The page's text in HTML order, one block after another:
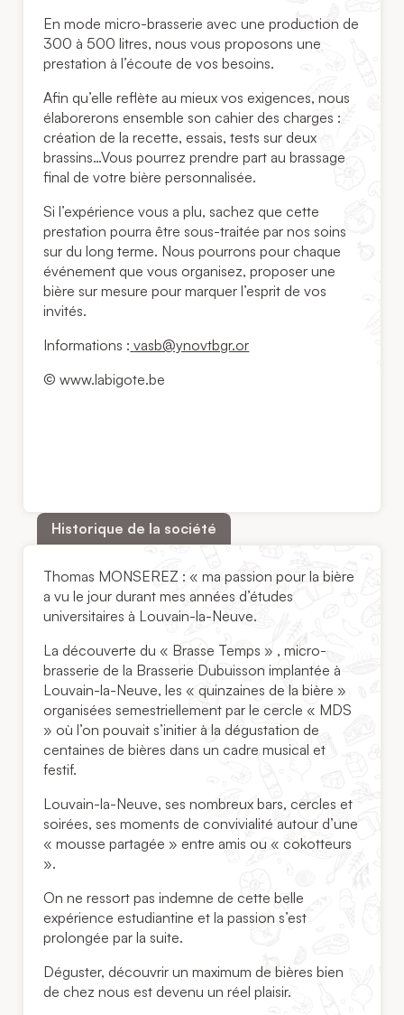
En mode micro-brasserie avec une production de
300 à 500 litres, nous vous proposons une
prestation à l’écoute de vos besoins.
Afin qu’elle reflète au mieux vos exigences, nous
élaborerons ensemble son cahier des charges :
création de la recette, essais, tests sur deux
brassins…Vous pourrez prendre part au brassage
final de votre bière personnalisée.
Si l’expérience vous a plu, sachez que cette
prestation pourra être sous-traitée par nos soins
sur du long terme. Nous pourrons pour chaque
événement que vous organisez, proposer une
bière sur mesure pour marquer l’esprit de vos
invités.
Informations : vasb@ynovtbgr.or
© www.labigote.be
Historique de la société
Thomas MONSEREZ : « ma passion pour la bière
a vu le jour durant mes années d’études
universitaires à Louvain-la-Neuve.
La découverte du « Brasse Temps » , micro-
brasserie de la Brasserie Dubuisson implantée à
Louvain-la-Neuve, les « quinzaines de la bière »
organisées semestriellement par le cercle « MDS
» où l’on pouvait s’initier à la dégustation de
centaines de bières dans un cadre musical et
festif.
Louvain-la-Neuve, ses nombreux bars, cercles et
soirées, ses moments de convivialité autour d’une
« mousse partagée » entre amis ou « cokotteurs
».
On ne ressort pas indemne de cette belle
expérience estudiantine et la passion s’est
prolongée par la suite.
Déguster, découvrir un maximum de bières bien
de chez nous est devenu un réel plaisir.